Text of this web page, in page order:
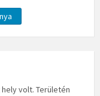
volt. Területén